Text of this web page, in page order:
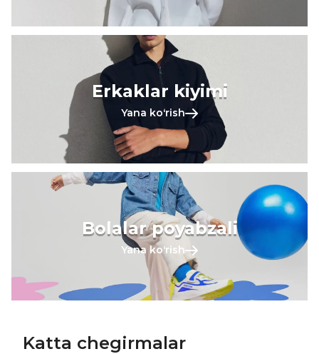
Erkaklar kiyimi
Yana koʻrish
Bolalar poyabzali
Yana koʻrish
Katta chegirmalar